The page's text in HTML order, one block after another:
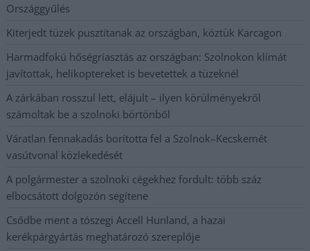
Országgyűlés
Kiterjedt tüzek pusztítanak az országban, köztük Karcagon
Harmadfokú hőségriasztás az országban: Szolnokon klímát
javítottak, helikoptereket is bevetettek a tüzeknél
A zárkában rosszul lett, elájult – ilyen körülményekről
számoltak be a szolnoki börtönből
Váratlan fennakadás borította fel a Szolnok–Kecskemét
vasútvonal közlekedését
A polgármester a szolnoki cégekhez fordult: több száz
elbocsátott dolgozón segítene
Csődbe ment a tószegi Accell Hunland, a hazai
kerékpárgyártás meghatározó szereplője